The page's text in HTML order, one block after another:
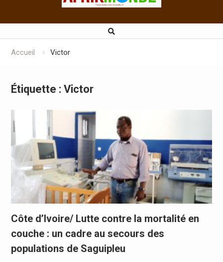
Accueil Victor
Étiquette : Victor
Côte d’Ivoire/ Lutte contre la mortalité en
couche : un cadre au secours des
populations de Saguipleu